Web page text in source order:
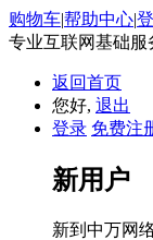
购物车|帮助中心|
专业互联网基础服
返回首页
您好, 退出
登录 免费注
新用户
新到中万网